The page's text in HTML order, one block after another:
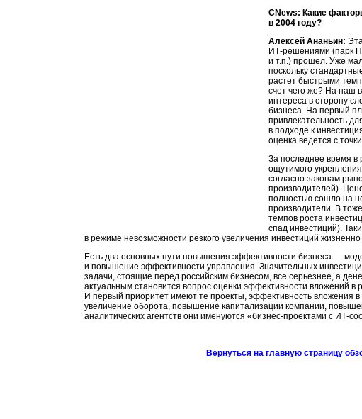
CNews: Какие
в 2004 году?
Алексей Ананьин:
ИТ-решениями (парк
и т.п.) прошел. Уже
поскольку
растет быстрыми
счет чего же? На наш
интереса в сторону
бизнеса. На первый
привлекательность
в подходе к
оценка ведется с
За последнее время в
ощутимого
согласно законам
производителей).
полностью сошло на
производители. В
темпов роста
спад инвестиций).
в режиме невозможности резкого увеличения инвестиций
Есть два основных пути повышения эффективности бизнеса —
и повышение эффективности управления. Значительных
задачи, стоящие перед российским бизнесом, все серьезнее, а
актуальным становится вопрос оценки эффективности вложений
И первый приоритет имеют те проекты, эффективность вложения
увеличение оборота, повышение капитализации компании,
аналитических агентств они именуются «бизнес-проектами с ИТ-
Вернуться на главную страницу